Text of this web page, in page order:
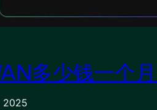
多少钱一个
2025